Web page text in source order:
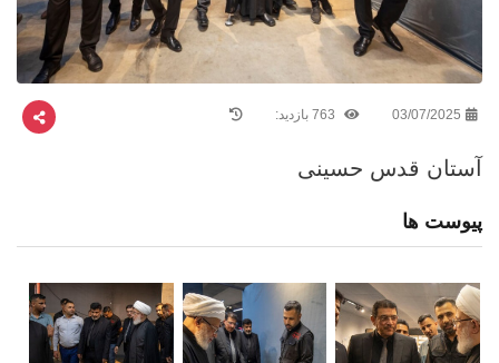
03/07/2025
آستان قدس حسینی
پیوست ها